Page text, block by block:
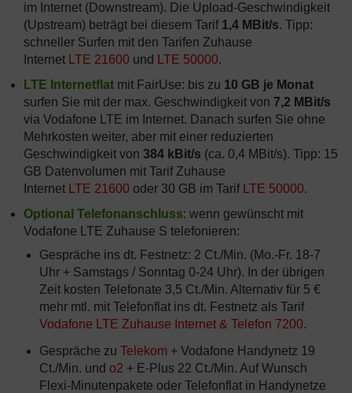
im Internet (Downstream). Die Upload-Geschwindigkeit
(Upstream) beträgt bei diesem Tarif 1,4 MBit/s. Tipp:
schneller Surfen mit den Tarifen Zuhause
Internet
LTE 21600 und LTE 50000.
LTE Internetflat mit FairUse: bis zu 10 GB je Monat
surfen Sie mit der max. Geschwindigkeit von 7,2 MBit/s
via Vodafone LTE im Internet. Danach surfen Sie ohne
Mehrkosten weiter, aber mit einer reduzierten
Geschwindigkeit von 384 kBit/s (ca. 0,4 MBit/s). Tipp: 15
GB Datenvolumen mit Tarif Zuhause
Internet
LTE 21600 oder 30 GB im Tarif LTE 50000.
Optional Telefonanschluss: wenn gewünscht mit
Vodafone LTE Zuhause S telefonieren:
Gespräche ins dt. Festnetz: 2 Ct./Min. (Mo.-Fr. 18-7
Uhr + Samstags / Sonntag 0-24 Uhr). In der übrigen
Zeit kosten Telefonate 3,5 Ct./Min. Alternativ für 5 €
mehr mtl. mit Telefonflat ins dt. Festnetz als Tarif
Vodafone LTE Zuhause Internet & Telefon 7200.
Gespräche zu Telekom + Vodafone Handynetz 19
Ct./Min. und o2 + E-Plus 22 Ct./Min. Auf Wunsch
Flexi-Minutenpakete oder Telefonflat in Handynetze